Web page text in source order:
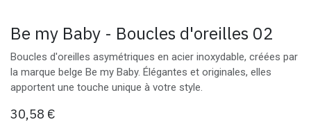
Be my Baby - Boucles d'oreilles 02
Boucles d'oreilles asymétriques en acier inoxydable, créées par
la marque belge Be my Baby. Élégantes et originales, elles
apportent une touche unique à votre style.
30,58 €